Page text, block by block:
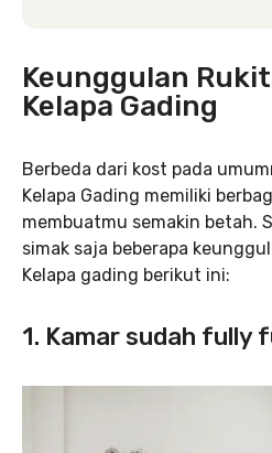
Keunggulan
Kelapa Gading
Berbeda dari kost pada
Kelapa Gading memiliki
membuatmu semakin betah.
simak saja beberapa
Kelapa gading berikut ini:
1. Kamar sudah fully